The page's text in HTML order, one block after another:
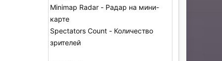
Minimap Radar - Радар на мини-
карте
Spectators Count - Количество
зрителей